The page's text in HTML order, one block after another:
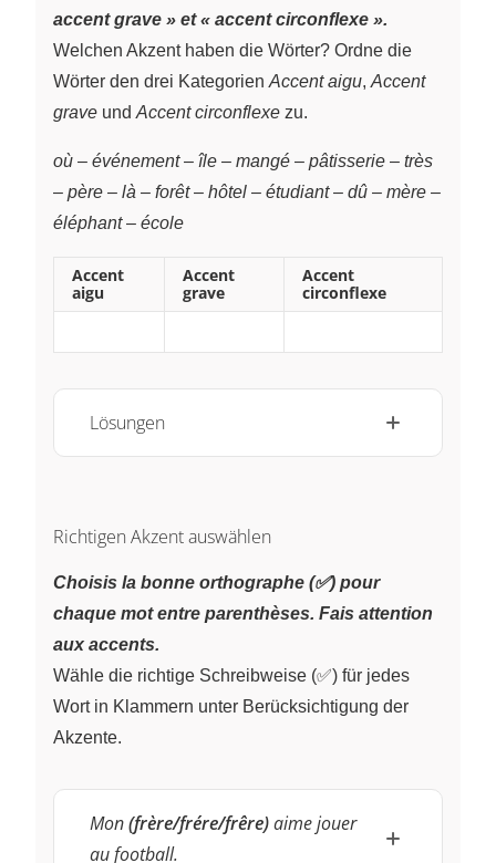
accent grave » et « accent circonflexe ».
Welchen Akzent haben die Wörter? Ordne die
Wörter den drei Kategorien Accent aigu, Accent
grave und Accent circonflexe zu.
où – événement– île – mangé – pâtisserie – très
– père – là – forêt– hôtel – étudiant– dû – mère –
éléphant– école
Accent
aigu
Accent
grave
Accent
circonflexe
Lösungen
Richtigen Akzent auswählen
Choisis la bonne orthographe (✅) pour
chaque mot entre parenthèses. Fais attention
aux accents.
Wähle die richtige Schreibweise (✅) für jedes
Wort in Klammern unter Berücksichtigung der
Akzente.
Mon(frère/frére/frêre)aime jouer
au football.